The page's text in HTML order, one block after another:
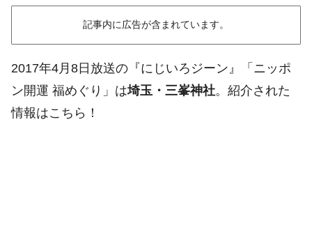
記事内に広告が含まれています。
2017年4月8日放送の『にじいろジーン』「ニッポ
ン開運 福めぐり」は埼玉・三峯神社。紹介された
情報はこちら！